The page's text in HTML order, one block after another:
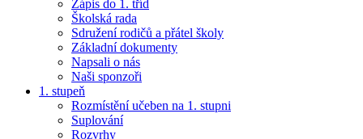
Zápis do 1. tříd
Školská rada
Sdružení rodičů a přátel školy
Základní dokumenty
Napsali o nás
Naši sponzoři
1. stupeň
Rozmístění učeben na 1. stupni
Suplování
Rozvrhy